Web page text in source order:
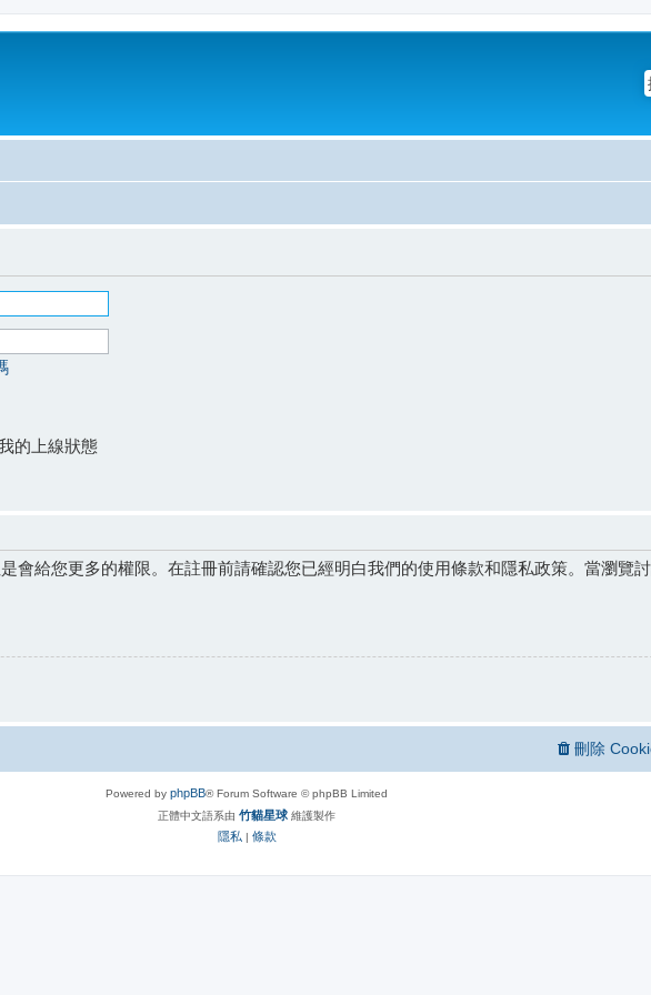
的上線狀態
會給您更多的權限。在註冊前請確認您已經明白我們的使用條款和隱私政策。當瀏覽
刪除
Powered by phpBB® Forum Software © phpBB Limited
正體中文語系由 竹貓星球 維護製作
隱私 | 條款